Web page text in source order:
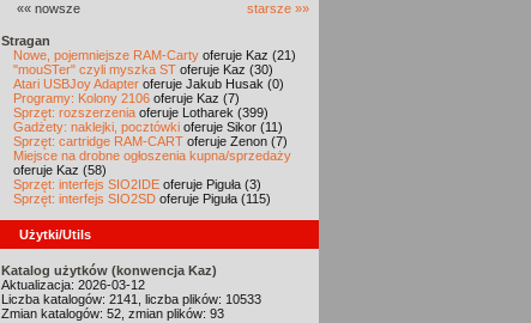
«« nowsze starsze »»
Stragan
Nowe, pojemniejsze RAM-Carty oferuje Kaz (21)
"mouSTer" czyli myszka ST oferuje Kaz (30)
Atari USBJoy Adapter oferuje Jakub Husak (0)
Programy: Kolony 2106 oferuje Kaz (7)
Sprzęt: rozszerzenia oferuje Lotharek (399)
Gadżety: naklejki, pocztówki oferuje Sikor (11)
Sprzęt: cartridge RAM-CART oferuje Zenon (7)
Miejsce na drobne ogłoszenia kupna/sprzedaży
oferuje Kaz (58)
Sprzęt: interfejs SIO2IDE oferuje Piguła (3)
Sprzęt: interfejs SIO2SD oferuje Piguła (115)
Użytki/Utils
Katalog użytków (konwencja Kaz)
Aktualizacja: 2026-03-12
Liczba katalogów: 2141, liczba plików: 10533
Zmian katalogów: 52, zmian plików: 93